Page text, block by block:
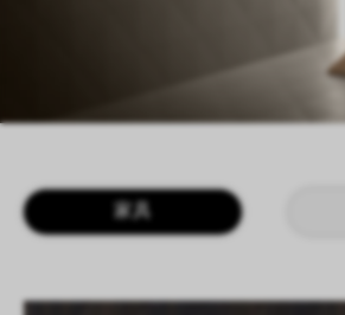
SHAPING SURFACES
家具